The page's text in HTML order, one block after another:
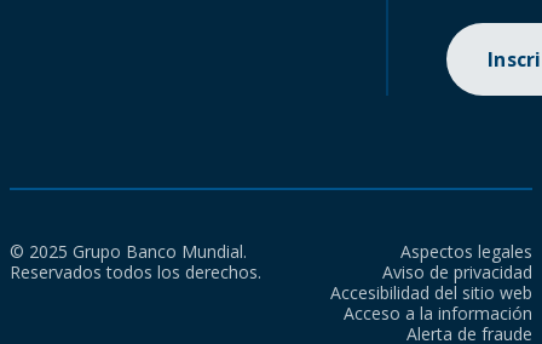
© 2025 Grupo Banco Mundial.
Reservados todos los derechos.
Aspectos legales
Aviso de privacidad
Accesibilidad del sitio web
Acceso a la información
Alerta de fraude